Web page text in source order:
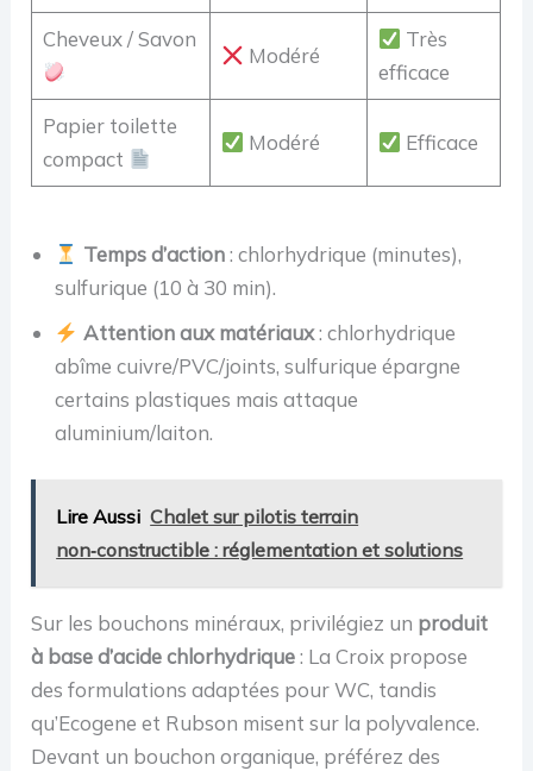
Cheveux / Savon
Modéré
Très
efficace
Papier toilette
compact
Modéré Efficace
Temps d’action: chlorhydrique (minutes),
sulfurique (10 à 30 min).
Attention aux matériaux: chlorhydrique
abîme cuivre/PVC/joints, sulfurique épargne
certains plastiques mais attaque
aluminium/laiton.
Lire Aussi Chalet sur pilotis terrain
non‑constructible : réglementation et solutions
Sur les bouchons minéraux, privilégiez un produit
à base d’acide chlorhydrique: La Croix propose
des formulations adaptées pour WC, tandis
qu’Ecogene et Rubson misent sur la polyvalence.
Devant un bouchon organique, préférez des